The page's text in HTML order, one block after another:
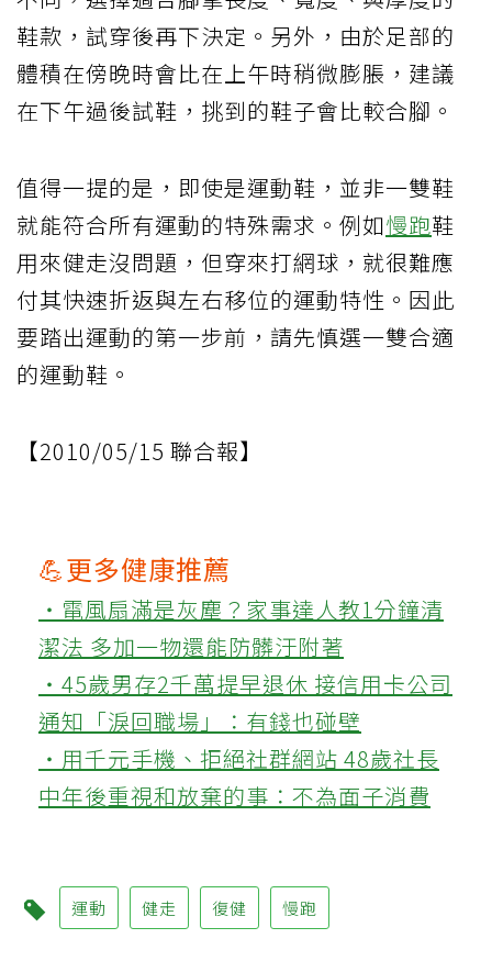
鞋款，試穿後再下決定。另外，由於足部的
體積在傍晚時會比在上午時稍微膨脹，建議
在下午過後試鞋，挑到的鞋子會比較合腳。
值得一提的是，即使是運動鞋，並非一雙鞋
就能符合所有運動的特殊需求。例如慢跑鞋
用來健走沒問題，但穿來打網球，就很難應
付其快速折返與左右移位的運動特性。因此
要踏出運動的第一步前，請先慎選一雙合適
的運動鞋。
【2010/05/15 聯合報】
💪更多健康推薦
‧電風扇滿是灰塵？家事達人教1分鐘清
潔法 多加一物還能防髒汙附著
‧45歲男存2千萬提早退休 接信用卡公司
通知「淚回職場」：有錢也碰壁
‧用千元手機、拒絕社群網站 48歲社長
中年後重視和放棄的事：不為面子消費
運動 健走 復健 慢跑